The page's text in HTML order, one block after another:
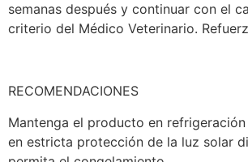
semanas después y continuar con el
criterio del Médico Veterinario.
RECOMENDACIONES
Mantenga el producto en
en estricta protección de la luz solar